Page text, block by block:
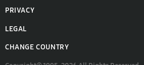
PRIVACY
LEGAL
CHANGE COUNTRY